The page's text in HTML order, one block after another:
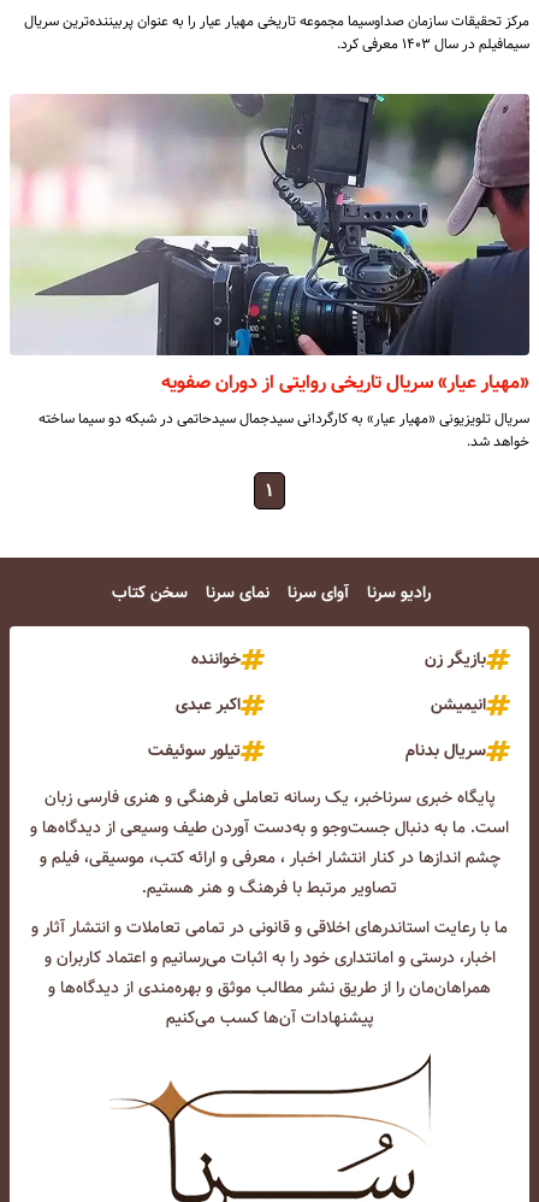
مرکز تحقیقات سازمان صداوسیما مجموعه تاریخی مهیار عیار را به عنوان پربیننده‌ترین سریال
سیمافیلم در سال ۱۴۰۳ معرفی کرد.
«مهیار عیار» سریال تاریخی روایتی از دوران صفویه
سریال تلویزیونی «مهیار عیار» به کارگردانی سیدجمال سیدحاتمی در شبکه دو سیما ساخته
خواهد شد.
۱
رادیو سرنا آوای سرنا نمای سرنا سخن کتاب
بازیگر زن
خواننده
انیمیشن
اکبر عبدی
سریال بدنام
تیلور سوئیفت
پایگاه خبری سرناخبر، یک رسانه تعاملی فرهنگی و هنری فارسی زبان
است. ما به دنبال جست‌و‌جو و به‌دست آوردن طیف وسیعی از دیدگاه‌ها و
چشم انداز‌ها در کنار انتشار اخبار ، معرفی و ارائه کتب، موسیقی، فیلم و
تصاویر مرتبط با فرهنگ و هنر هستیم.
ما با رعایت استاندرهای اخلاقی و قانونی در تمامی تعاملات و انتشار آثار و
اخبار، درستی و امانتداری خود را به اثبات می‌رسانیم و اعتماد کاربران و
همراهان‌مان را از طریق نشر مطالب موثق و بهره‌مندی از دیدگاه‌ها و
پیشنهادات آن‌ها کسب می‌کنیم